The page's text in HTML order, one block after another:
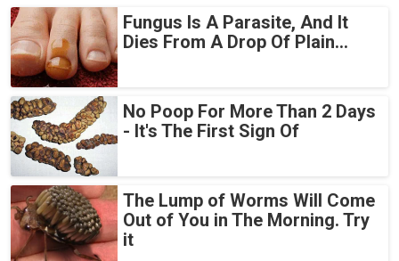
Fungus Is A Parasite, And It
Dies From A Drop Of Plain...
No Poop For More Than 2 Days
- It's The First Sign Of
The Lump of Worms Will Come
Out of You in The Morning. Try
it